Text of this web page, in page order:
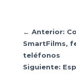
← Anterior:
SmartFilms,
teléfonos
Siguiente: